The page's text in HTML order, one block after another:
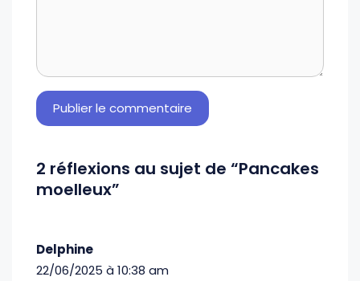
2 réflexions au sujet de “Pancakes
moelleux”
Delphine
22/06/2025 à 10:38 am